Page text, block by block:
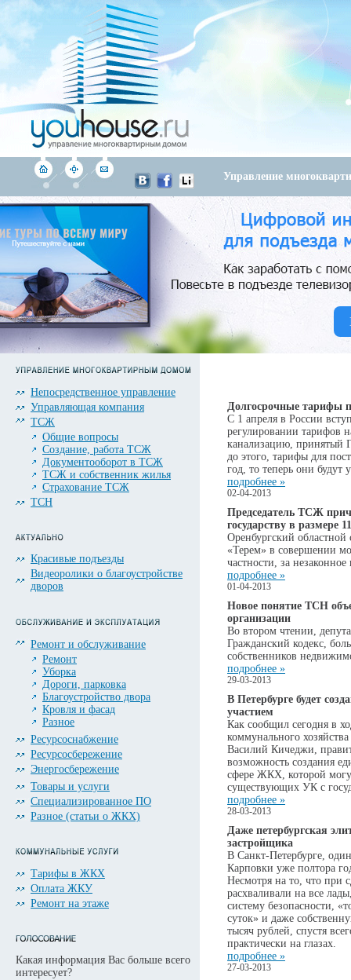
Управление
Непосредственное управление
Управляющая компания
ТСЖ
Общие вопросы
Создание, работа ТСЖ
Документооборот в ТСЖ
ТСЖ и собственник жилья
Страхование ТСЖ
ТСН
Красивые подъезды
Видеоролики о благоустройстве
дворов
Ремонт и обслуживание
Ремонт
Уборка
Дороги, парковка
Благоустройство двора
Кровля и фасад
Разное
Ресурсоснабжение
Ресурсосбережение
Энергосбережение
Товары и услуги
Специализированное ПО
Разное (статьи о ЖКХ)
Тарифы в ЖКХ
Оплата ЖКУ
Ремонт на этаже
Какая информация Вас больше всего
интересует?
Долгосрочные тарифы
С 1 апреля в России
регулировании тарифов
канализацию, принятый
до этого, тарифы для
год, то теперь они будут
подробнее »
02-04-2013
Председатель ТСЖ
государству в размере
Оренбургский
«Терем» в совершении
частности, за
подробнее »
01-04-2013
Новое понятие ТСН
организации
Во втором чтении,
Гражданский кодекс,
собственников
подробнее »
29-03-2013
В Петербурге будет
участием
Как сообщил сегодня в
коммунального
Василий Кичеджи,
возможность создания
сфере ЖКХ, которой
существующих УК с
подробнее »
28-03-2013
Даже петербургская
застройщика
В Санкт-Петербурге,
Карповки уже полтора
Несмотря на то, что при
расхваливали на все
систему безопасности,
суток» и даже
тысяч рублей, спустя
практически на глазах.
подробнее »
27-03-2013